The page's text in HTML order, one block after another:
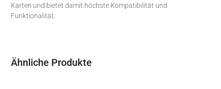
Karten und bietet damit höchste Kompatibilität und
Funktionalität.
Ähnliche Produkte